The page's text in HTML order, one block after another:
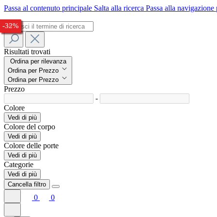
Passa al contenuto principale Salta alla ricerca Passa alla
Risultati trovati
Ordina per rilevanza
Ordina per Prezzo
Ordina per Prezzo
Prezzo
-
Colore
Vedi di più
Colore del corpo
Vedi di più
Colore delle porte
Vedi di più
Categorie
Vedi di più
Cancella filtro
0 0
-25%
-24%
-25%
-25%
-26%
-38%
-37%
-26%
-32%